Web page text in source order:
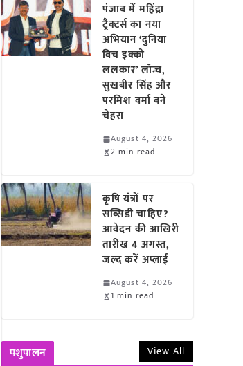
पंजाब में महिंद्रा
ट्रैक्टर्स का नया
अभियान ‘दुनिया
विच इक्को
ललकार’ लॉन्च,
सुखबीर सिंह और
परमिश वर्मा बने
चेहरा
August 4, 2026
2 min read
कृषि यंत्रों पर
सब्सिडी चाहिए?
आवेदन की आखिरी
तारीख 4 अगस्त,
जल्द करें अप्लाई
August 4, 2026
1 min read
पशुपालन View All